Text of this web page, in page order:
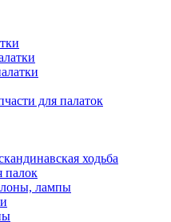
для палаток
ходьба
палок
лампы